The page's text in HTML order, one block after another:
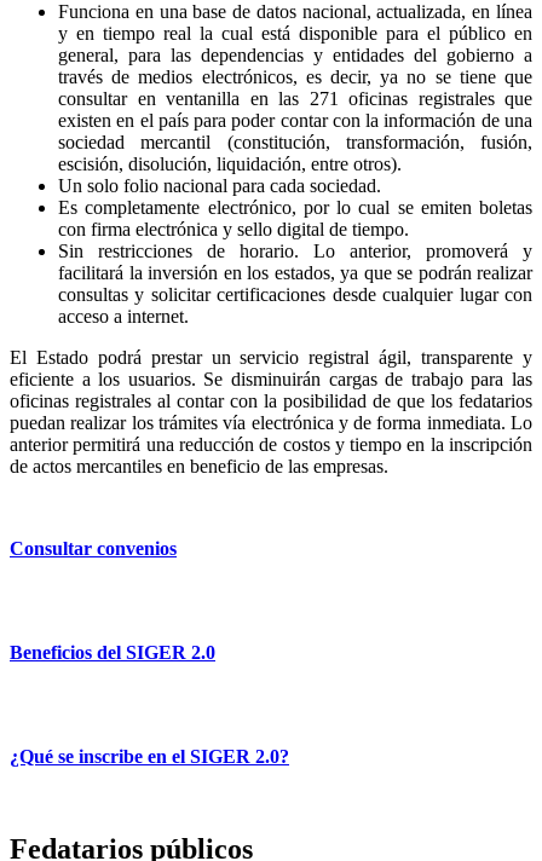
Funciona en una base de datos nacional, actualizada, en línea
y en tiempo real la cual está disponible para el público en
general, para las dependencias y entidades del gobierno a
través de medios electrónicos, es decir, ya no se tiene que
consultar en ventanilla en las 271 oficinas registrales que
existen en el país para poder contar con la información de una
sociedad mercantil (constitución, transformación, fusión,
escisión, disolución, liquidación, entre otros).
Un solo folio nacional para cada sociedad.
Es completamente electrónico, por lo cual se emiten boletas
con firma electrónica y sello digital de tiempo.
Sin restricciones de horario. Lo anterior, promoverá y
facilitará la inversión en los estados, ya que se podrán realizar
consultas y solicitar certificaciones desde cualquier lugar con
acceso a internet.
El Estado podrá prestar un servicio registral ágil, transparente y
eficiente a los usuarios. Se disminuirán cargas de trabajo para las
oficinas registrales al contar con la posibilidad de que los fedatarios
puedan realizar los trámites vía electrónica y de forma inmediata. Lo
anterior permitirá una reducción de costos y tiempo en la inscripción
de actos mercantiles en beneficio de las empresas.
Consultar convenios
Beneficios del SIGER 2.0
¿Qué se inscribe en el SIGER 2.0?
Fedatarios públicos